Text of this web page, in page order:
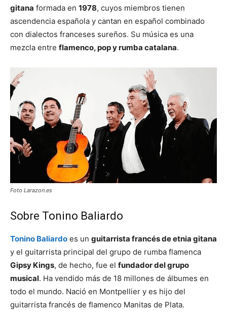
gitana formada en 1978, cuyos miembros tienen
ascendencia española​ y cantan en español combinado
con dialectos franceses sureños. Su música es una
mezcla entre flamenco, pop y rumba catalana.
Foto Larazon.es
Sobre Tonino Baliardo
Tonino Baliardo es un guitarrista francés de etnia gitana
y el guitarrista principal del grupo de rumba flamenca
Gipsy Kings, de hecho, fue el fundador del grupo
musical. Ha vendido más de 18 millones de álbumes en
todo el mundo. Nació en Montpellier y es hijo del
guitarrista francés de flamenco Manitas de Plata.